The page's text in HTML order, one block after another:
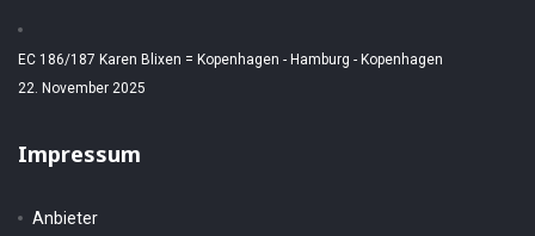
EC 186/187 Karen Blixen = Kopenhagen - Hamburg - Kopenhagen
22. November 2025
Impressum
Anbieter